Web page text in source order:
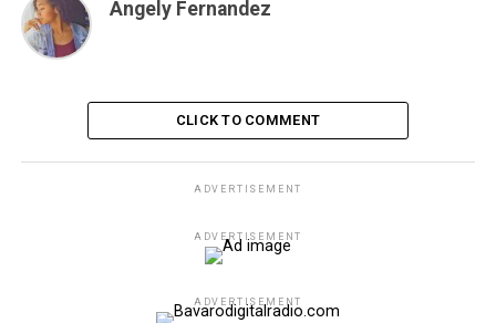
Angely Fernandez
CLICK TO COMMENT
ADVERTISEMENT
ADVERTISEMENT
ADVERTISEMENT